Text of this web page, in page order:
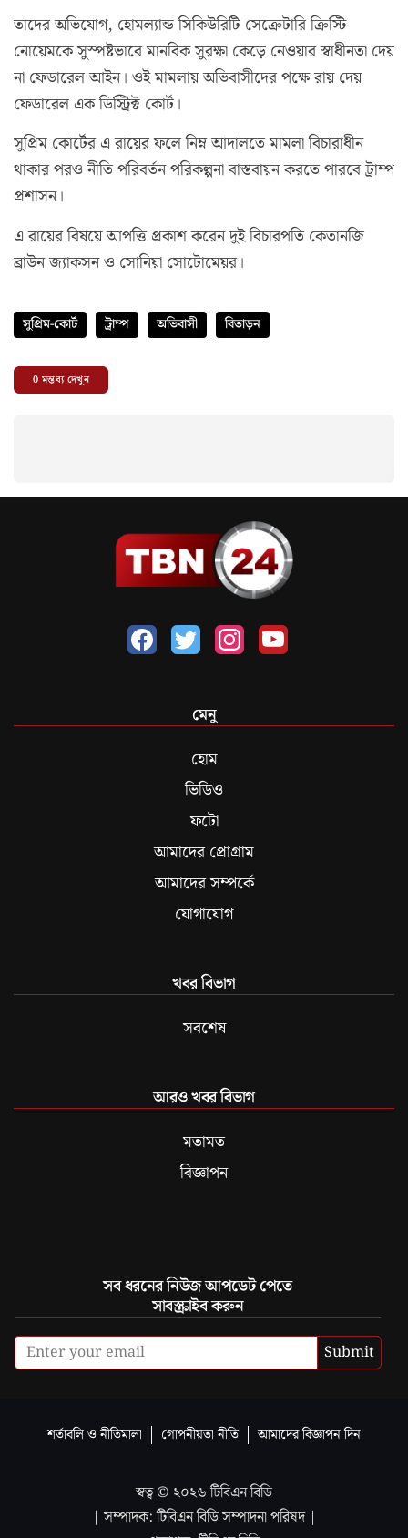
তাদের অভিযোগ, হোমল্যান্ড সিকিউরিটি সেক্রেটারি ক্রিস্টি
নোয়েমকে সুস্পষ্টভাবে মানবিক সুরক্ষা কেড়ে নেওয়ার স্বাধীনতা দেয়
না ফেডারেল আইন। ওই মামলায় অভিবাসীদের পক্ষে রায় দেয়
ফেডারেল এক ডিস্ট্রিক্ট কোর্ট।
সুপ্রিম কোর্টের এ রায়ের ফলে নিম্ন আদালতে মামলা বিচারাধীন
থাকার পরও নীতি পরিবর্তন পরিকল্পনা বাস্তবায়ন করতে পারবে ট্রাম্প
প্রশাসন।
এ রায়ের বিষয়ে আপত্তি প্রকাশ করেন দুই বিচারপতি কেতানজি
ব্রাউন জ্যাকসন ও সোনিয়া সোটোমেয়র।
সুপ্রিম-কোর্ট ট্রাম্প অভিবাসী বিতাড়ন
0মন্তব্য দেখুন
মেনু
হোম
ভিডিও
ফটো
আমাদের প্রোগ্রাম
আমাদের সম্পর্কে
যোগাযোগ
খবর বিভাগ
সবশেষ
আরও খবর বিভাগ
মতামত
বিজ্ঞাপন
সব ধরনের নিউজ আপডেট পেতে
সাবস্ক্রাইব করুন
Submit
শর্তাবলি ও নীতিমালা গোপনীয়তা নীতি আমাদের বিজ্ঞাপন দিন
স্বত্ব © ২০২৬ টিবিএন বিডি
| সম্পাদক: টিবিএন বিডি সম্পাদনা পরিষদ |